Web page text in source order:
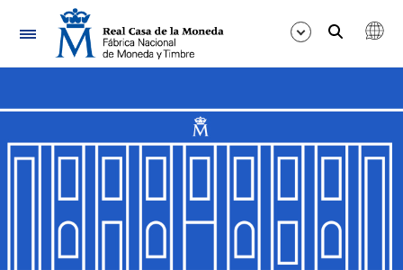
Navigation
Show/Hide
Show/Hide
Show/Hide